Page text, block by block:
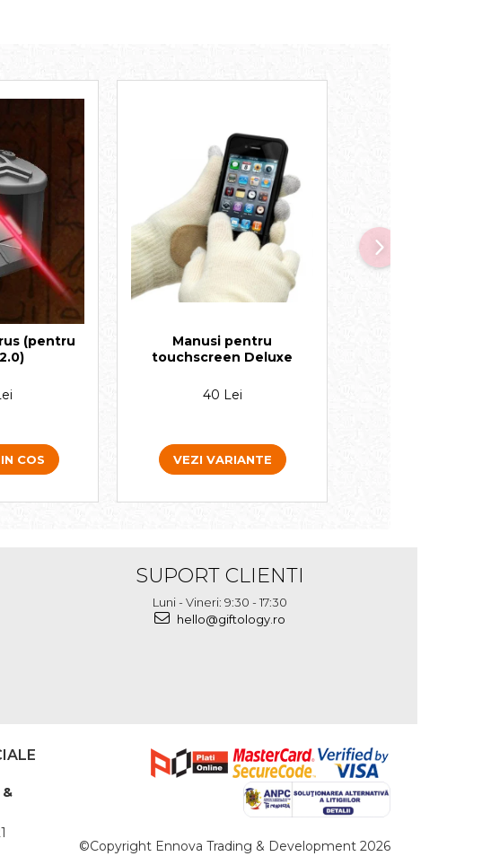
(pentru
COS
Manusi pentru
touchscreen Deluxe
40 Lei
VEZI VARIANTE
SUPORT CLIENTI
Luni - Vineri: 9:30 - 17:30
hello@giftology.ro
&
©Copyright Ennova Trading & Development 2026